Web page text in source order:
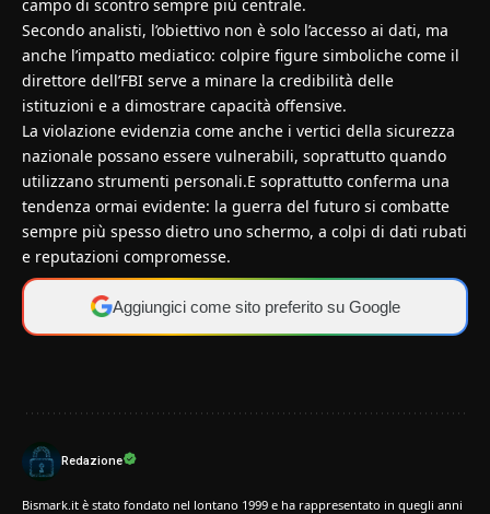
campo di scontro sempre più centrale.
Secondo analisti, l’obiettivo non è solo l’accesso ai dati, ma
anche l’impatto mediatico: colpire figure simboliche come il
direttore dell’FBI serve a minare la credibilità delle
istituzioni e a dimostrare capacità offensive.
La violazione evidenzia come anche i vertici della sicurezza
nazionale possano essere vulnerabili, soprattutto quando
utilizzano strumenti personali.E soprattutto conferma una
tendenza ormai evidente: la guerra del futuro si combatte
sempre più spesso dietro uno schermo, a colpi di dati rubati
e reputazioni compromesse.
Aggiungici come sito preferito su Google
Redazione
Bismark.it è stato fondato nel lontano 1999 e ha rappresentato in quegli anni